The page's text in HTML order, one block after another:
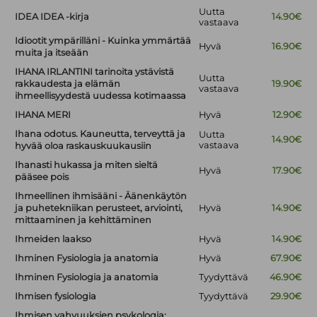
IDEA IDEA -kirja
Uutta
vastaava
14.90€
Idiootit ympärilläni - Kuinka ymmärtää
muita ja itseään
Hyvä 16.90€
IHANA IRLANTINI tarinoita ystävistä
rakkaudesta ja elämän
ihmeellisyydestä uudessa kotimaassa
Uutta
vastaava
19.90€
IHANA MERI Hyvä
12.90€
Ihana odotus. Kauneutta, terveyttä ja
hyvää oloa raskauskuukausiin
Uutta
vastaava
14.90€
Ihanasti hukassa ja miten sieltä
pääsee pois
Hyvä 17.90€
Ihmeellinen ihmisääni - Äänenkäytön
ja puhetekniikan perusteet, arviointi,
mittaaminen ja kehittäminen
Hyvä 14.90€
Ihmeiden laakso Hyvä
14.90€
Ihminen Fysiologia ja anatomia
Hyvä
67.90€
Ihminen Fysiologia ja anatomia
Tyydyttävä
46.90€
Ihmisen fysiologia
Tyydyttävä
29.90€